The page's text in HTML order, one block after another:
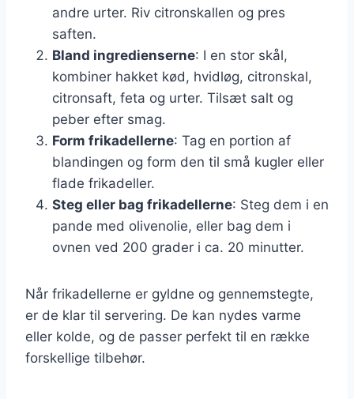
andre urter. Riv citronskallen og pres
saften.
Bland ingredienserne: I en stor skål,
kombiner hakket kød, hvidløg, citronskal,
citronsaft, feta og urter. Tilsæt salt og
peber efter smag.
Form frikadellerne: Tag en portion af
blandingen og form den til små kugler eller
flade frikadeller.
Steg eller bag frikadellerne: Steg dem i en
pande med olivenolie, eller bag dem i
ovnen ved 200 grader i ca. 20 minutter.
Når frikadellerne er gyldne og gennemstegte,
er de klar til servering. De kan nydes varme
eller kolde, og de passer perfekt til en række
forskellige tilbehør.